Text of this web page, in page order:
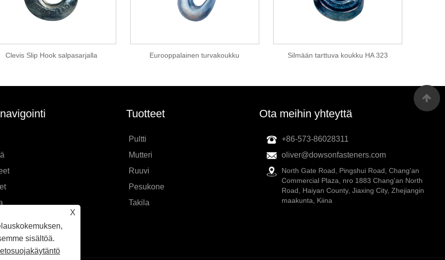
Clevis Slip Hook salpasarjalla Eurooppalainen turvakoukku Silmään tarttuva koukku HA 323
X
sisältöä.
yhteyttä
Tuotteet
Pultti
Mutteri
Ruuvi
Pesukone
Takila
Ota meihin yhteyttä
+86-573-86028311
oliver@dowsonfasteners.com
North Gate Road, Pingshui Road, Chang'an
Commercial Plaza, nro 1883 Chang'an North
Road, Haiyan County, Jiaxing City, Zhejiangin
maakunta, Kiina